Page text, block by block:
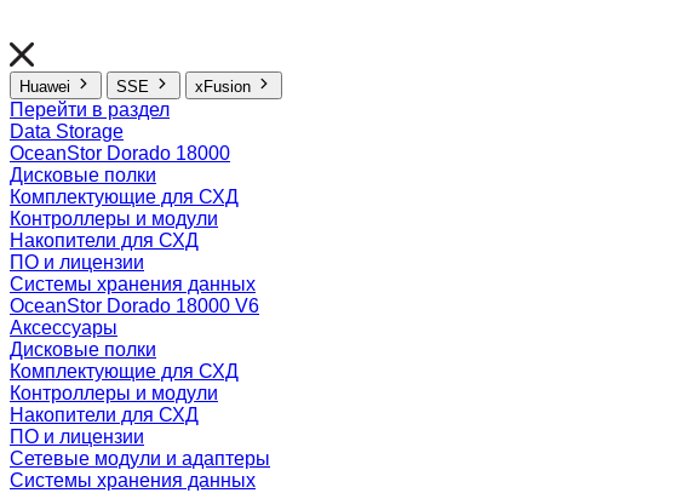
Huawei SSE xFusion
Перейти в раздел
Data Storage
OceanStor Dorado 18000
Дисковые полки
Комплектующие для СХД
Контроллеры и модули
Накопители для СХД
ПО и лицензии
Системы хранения данных
OceanStor Dorado 18000 V6
Аксессуары
Дисковые полки
Комплектующие для СХД
Контроллеры и модули
Накопители для СХД
ПО и лицензии
Сетевые модули и адаптеры
Системы хранения данных